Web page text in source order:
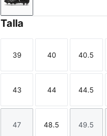
PUMA Black-PUMA
Talla
Talla
39
Talla
40
Talla
40.5
Talla
43
Talla
44
Talla
44.5
Talla
47
Talla
48.5
Talla
49.5